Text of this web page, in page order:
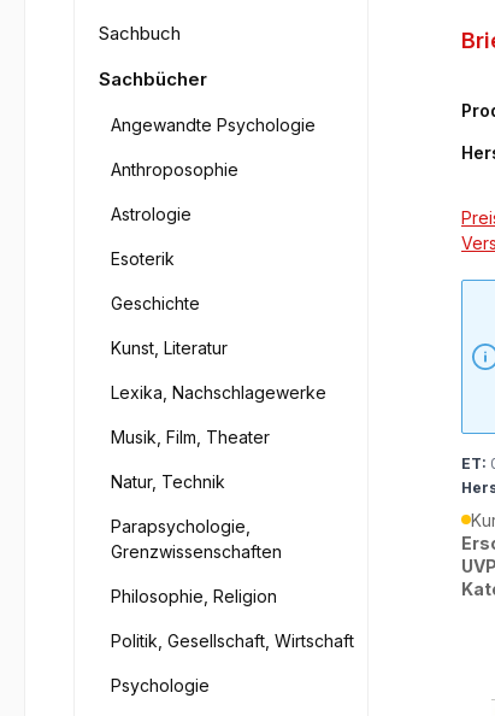
Sachbuch
Sachbücher
Angewandte Psychologie
Anthroposophie
Astrologie
Esoterik
Geschichte
Kunst, Literatur
Lexika, Nachschlagewerke
Musik, Film, Theater
Natur, Technik
Parapsychologie,
Grenzwissenschaften
Philosophie, Religion
Politik, Gesellschaft, Wirtschaft
Psychologie
ET: